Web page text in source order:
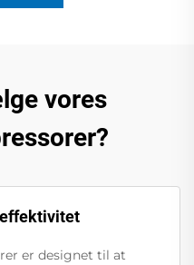
vores
er designet til at